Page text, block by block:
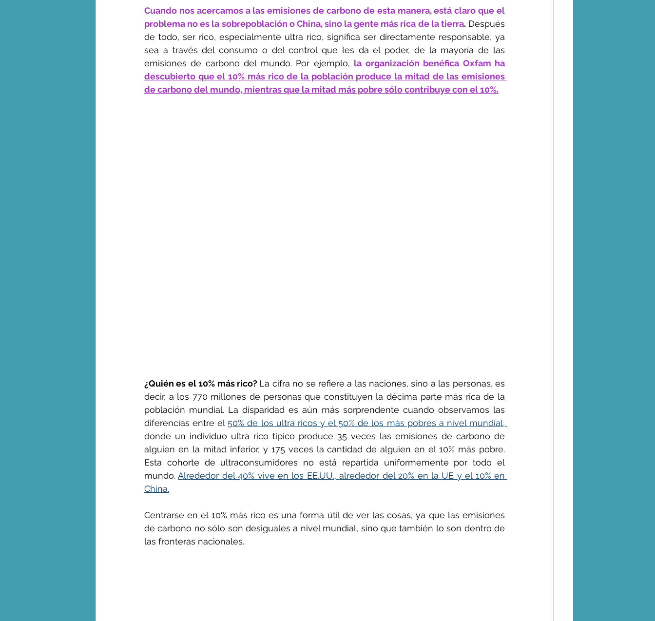
Cuando nos acercamos a las emisiones de carbono de esta manera, está claro que el
problema no es la sobrepoblación o China, sino la gente más rica de la tierra. Después
de todo, ser rico, especialmente ultra rico, significa ser directamente responsable, ya
sea a través del consumo o del control que les da el poder, de la mayoría de las
emisiones de carbono del mundo. Por ejemplo, la organización benéfica Oxfam ha
descubierto que el 10% más rico de la población produce la mitad de las emisiones
de carbono del mundo, mientras que la mitad más pobre sólo contribuye con el 10%.
¿Quién es el 10% más rico? La cifra no se refiere a las naciones, sino a las personas, es
decir, a los 770 millones de personas que constituyen la décima parte más rica de la
población mundial. La disparidad es aún más sorprendente cuando observamos las
diferencias entre el
donde un individuo ultra rico típico produce 35 veces las emisiones de carbono de
alguien en la mitad inferior, y 175 veces la cantidad de alguien en el 10% más pobre.
Esta cohorte de ultraconsumidores no está repartida uniformemente por todo el
mundo. Alrededor del 40% vive en los EE.UU., alrededor del 20% en la UE y el 10% en
China.
Centrarse en el 10% más rico es una forma útil de ver las cosas, ya que las emisiones
de carbono no sólo son desiguales a nivel mundial, sino que también lo son dentro de
las fronteras nacionales.